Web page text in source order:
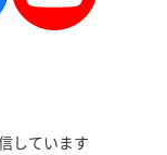
しています